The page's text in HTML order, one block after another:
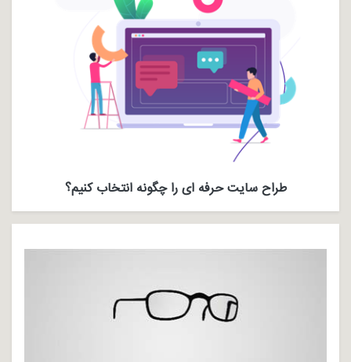
طراح سایت حرفه ای را چگونه انتخاب کنیم؟